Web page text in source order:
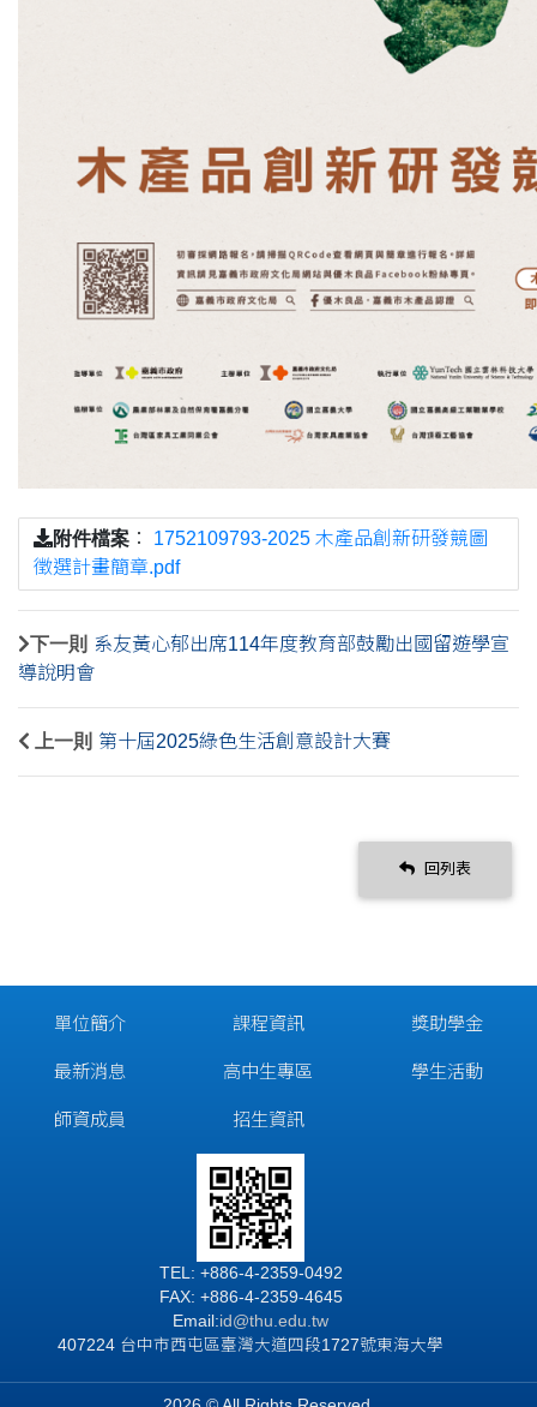
附件檔案 ： 1752109793-2025 木產品創新研發競圖
徵選計畫簡章.pdf
下一則
系友黃心郁出席114年度教育部鼓勵出國留遊學宣
導說明會
上一則 第十屆2025綠色生活創意設計大賽
回列表
單位簡介
最新消息
師資成員
課程資訊
高中生專區
招生資訊
獎助學金
學生活動
TEL: +886-4-2359-0492
FAX: +886-4-2359-4645
Email:id@thu.edu.tw
407224 台中市西屯區臺灣大道四段1727號東海大學